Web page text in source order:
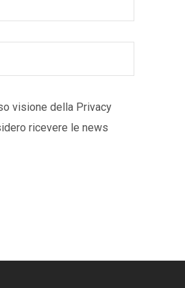
visione della Privacy
ricevere le news